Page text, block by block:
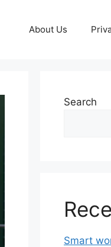
About Us
Search
Smart